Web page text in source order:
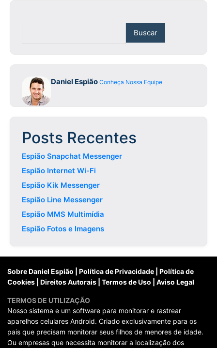
Buscar
Daniel Espião Conheça Nossa Equipe
Posts Recentes
Espião Snapchat Messenger
Espião Internet Wi-Fi
Espião Kik Messenger
Espião Line Messenger
Espião MMS Multimídia
Espião Fotos e Imagens
Sobre Daniel Espião Política de Privacidade
Política de
Cookies
Direitos Autorais Termos de Uso Aviso Legal
TERMOS DE UTILIZAÇÃO
Nosso sistema e um software para monitorar e rastrear
aparelhos celulares Android. Criado exclusivamente para os
pais que precisam monitorar seus filhos de menores de idade.
Ou empresas que necessita monitorar a localização dos